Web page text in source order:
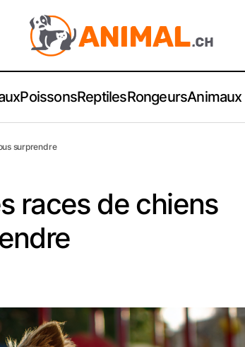
PoissonsReptilesRongeurs
surprendre
races de chiens